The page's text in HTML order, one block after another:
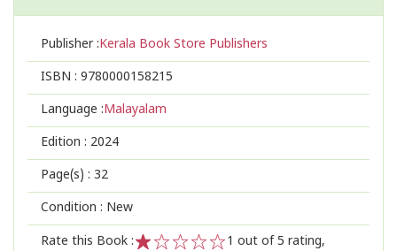
Publisher :Kerala Book Store Publishers
ISBN : 9780000158215
Language :Malayalam
Edition : 2024
Page(s) : 32
Condition : New
Rate this Book :
1 out of 5 rating,